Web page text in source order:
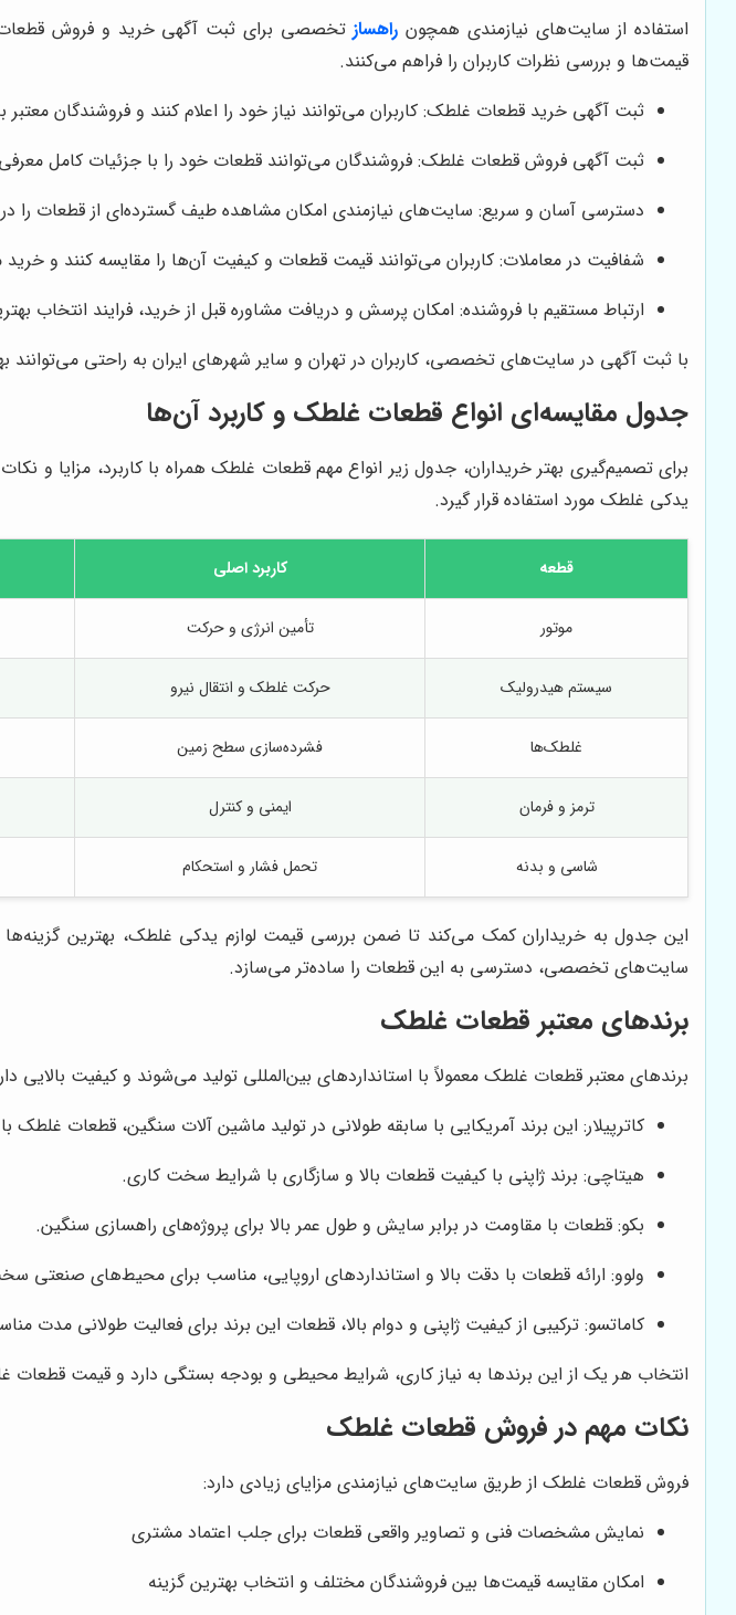
استفاده از سایت‌های نیازمندی همچون راهسازتخصصی برای ثبت آگهی خرید و فروش قطعات
قیمت‌ها و بررسی نظرات کاربران را فراهم می‌کنند.
ثبت آگهی خرید قطعات غلطک: کاربران می‌توانند نیاز خود را اعلام کنند و فروشندگان
ثبت آگهی فروش قطعات غلطک: فروشندگان می‌توانند قطعات خود را با جزئیات کامل
دسترسی آسان و سریع: سایت‌های نیازمندی امکان مشاهده طیف گسترده‌ای از قطعات را در
شفافیت در معاملات: کاربران می‌توانند قیمت قطعات و کیفیت آن‌ها را مقایسه کنند و
ارتباط مستقیم با فروشنده: امکان پرسش و دریافت مشاوره قبل از خرید، فرایند انتخاب
با ثبت آگهی در سایت‌های تخصصی، کاربران در تهران و سایر شهرهای ایران به راحتی می‌توانند
جدول مقایسه‌ای انواع قطعات غلطک و کاربرد آن‌ها
برای تصمیم‌گیری بهتر خریداران، جدول زیر انواع مهم قطعات غلطک همراه با کاربرد، مزایا
یدکی غلطک مورد استفاده قرار گیرد.
قطعه کاربرد اصلی
موتور تأمین انرژی و حرکت
سیستم هیدرولیک حرکت غلطک و انتقال نیرو
غلطک‌ها فشرده‌سازی سطح زمین
ترمز و فرمان ایمنی و کنترل
شاسی و بدنه تحمل فشار و استحکام
این جدول به خریداران کمک می‌کند تا ضمن بررسی قیمت لوازم یدکی غلطک، بهترین
سایت‌های تخصصی، دسترسی به این قطعات را ساده‌تر می‌سازد.
برندهای معتبر قطعات غلطک
برندهای معتبر قطعات غلطک معمولاً با استانداردهای بین‌المللی تولید می‌شوند و کیفیت بالایی
کاترپیلار: این برند آمریکایی با سابقه طولانی در تولید ماشین آلات سنگین، قطعات غلطک
هیتاچی: برند ژاپنی با کیفیت قطعات بالا و سازگاری با شرایط سخت کاری.
بکو: قطعات با مقاومت در برابر سایش و طول عمر بالا برای پروژه‌های راهسازی سنگین.
ولوو: ارائه قطعات با دقت بالا و استانداردهای اروپایی، مناسب برای محیط‌های صنعتی
کاماتسو: ترکیبی از کیفیت ژاپنی و دوام بالا، قطعات این برند برای فعالیت طولانی مدت
انتخاب هر یک از این برندها به نیاز کاری، شرایط محیطی و بودجه بستگی دارد و قیمت قطعات
نکات مهم در فروش قطعات غلطک
فروش قطعات غلطک از طریق سایت‌های نیازمندی مزایای زیادی دارد:
نمایش مشخصات فنی و تصاویر واقعی قطعات برای جلب اعتماد مشتری
امکان مقایسه قیمت‌ها بین فروشندگان مختلف و انتخاب بهترین گزینه